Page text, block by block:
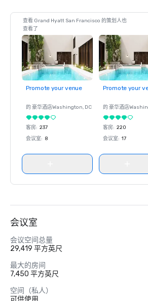
查看 Grand Hyatt San Francisco 的策划人也
查看了
Promote your venue
的 豪华酒店Washington, DC
客房: 237
会议室: 8
Promote your
的 豪华酒店
客房: 220
会议室: 17
会议室
会议空间总量
29,419 平方英尺
最大的房间
7,450 平方英尺
空间（私人）
可供使用